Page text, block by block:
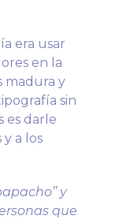
era usar
en la
madura y
sin
es darle
y a los
y
que